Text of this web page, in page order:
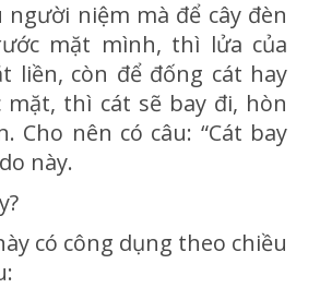
người niệm mà để cây đèn
mặt mình, thì lửa của
liền, còn để đống cát hay
thì cát sẽ bay đi, hòn
Cho nên có câu: “Cát bay
này.
có công dụng theo chiều